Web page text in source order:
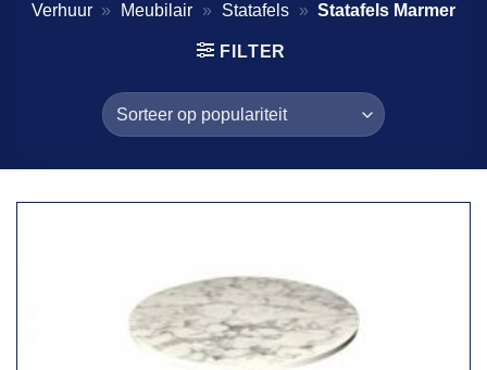
Verhuur » Meubilair » Statafels » Statafels Marmer
FILTER